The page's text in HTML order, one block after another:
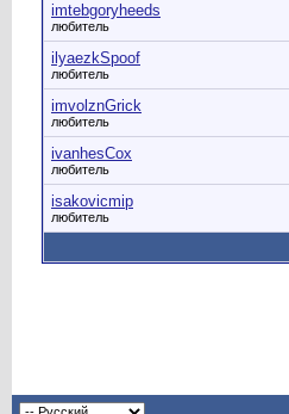
imtebgoryheeds
любитель
ilyaezkSpoof
любитель
imvolznGrick
любитель
ivanhesCox
любитель
isakovicmip
любитель